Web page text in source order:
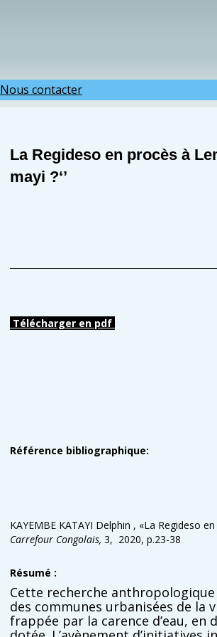
Nous contacter
La Regideso en procès à
mayi ?‘’
Télécharger en pdf
Référence bibliographique:
KAYEMBE KATAYI Delphin , «La Regideso
Carrefour Congolais, 3, 2020, p.23-38
Résumé :
Cette recherche anthropologique
des communes urbanisées de la
frappée par la carence d’eau,